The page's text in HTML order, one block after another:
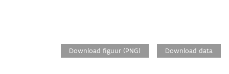
Download figuur (PNG) Download data